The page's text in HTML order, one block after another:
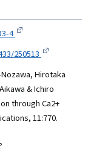
4
250513
Hirotaka
& Ichiro
through Ca2+
11:770.